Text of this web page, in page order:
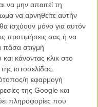
να μην απαιτεί τη
να αρνηθείτε αυτήν
ισχύουν μόνο για αυτόν
προτιμήσεις σας ή να
πάσα στιγμή
κάνοντας κλικ στο
ιστοσελίδας.
η εφαρμογή
της Google και
πληροφορίες που